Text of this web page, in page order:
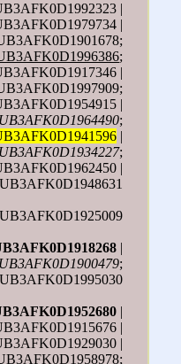
|
|
;
|
|
;
|
;
|
|
;
|
|
|